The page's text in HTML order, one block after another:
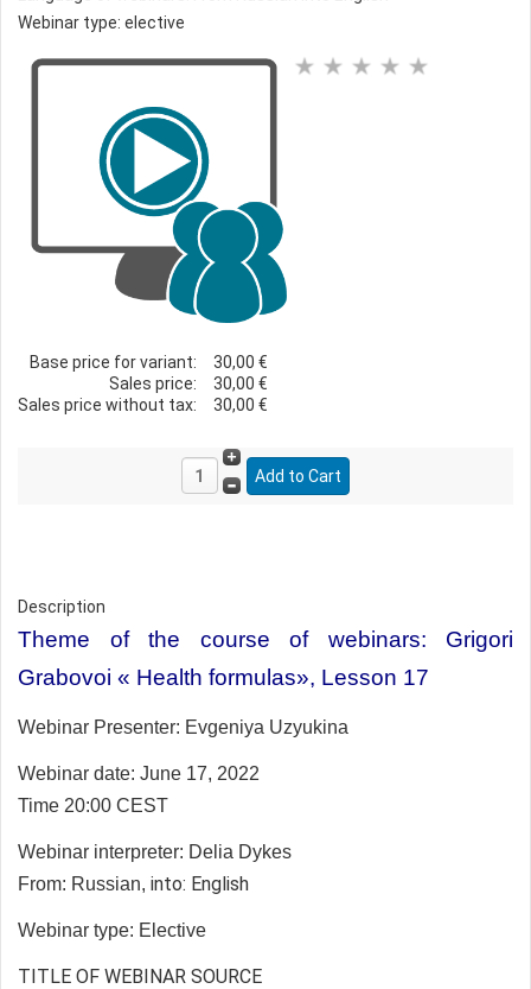
Webinar type: elective
Base price for variant:
30,00 €
Sales price:
30,00 €
Sales price without tax:
30,00 €
Description
Theme of the course of webinars: Grigori
Grabovoi « Health formulas», Lesson 17
Webinar Presenter: Evgeniya Uzyukina
Webinar date: June 17, 2022
Time 20:00 CEST
Webinar interpreter: Delia Dykes
From: Russian, into: English
Webinar type: Elective
TITLE OF WEBINAR SOURCE